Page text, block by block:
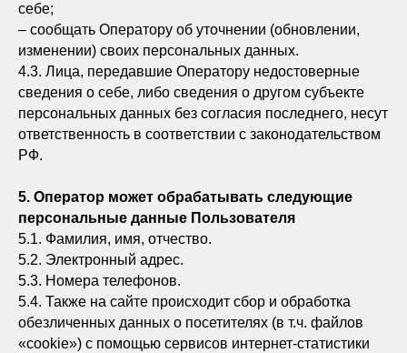
себе;
– сообщать Оператору об уточнении (обновлении,
изменении) своих персональных данных.
4.3. Лица, передавшие Оператору недостоверные
сведения о себе, либо сведения о другом субъекте
персональных данных без согласия последнего, несут
ответственность в соответствии с законодательством
РФ.
5. Оператор может обрабатывать следующие
персональные данные Пользователя
5.1. Фамилия, имя, отчество.
5.2. Электронный адрес.
5.3. Номера телефонов.
5.4. Также на сайте происходит сбор и обработка
обезличенных данных о посетителях (в т.ч. файлов
«cookie») с помощью сервисов интернет-статистики